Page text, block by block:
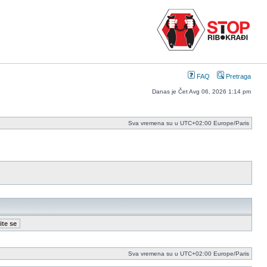
FAQ Pretraga
Danas je Čet Avg 06, 2026 1:14 pm
Sva vremena su u UTC+02:00 Europe/Paris
Sva vremena su u UTC+02:00 Europe/Paris